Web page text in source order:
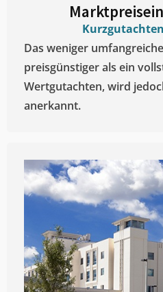
Das weniger
preisgünstiger als ein
Wertgutachten, wird
anerkannt.